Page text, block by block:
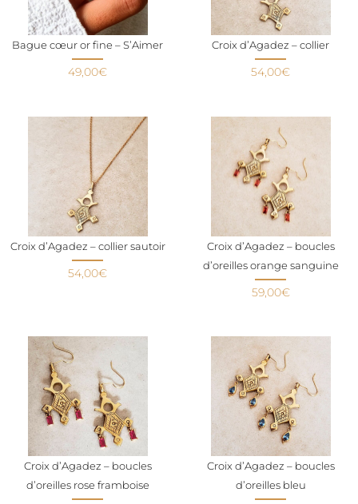
Bague cœur or fine – S’Aimer
49,00€
Croix d’Agadez – collier
54,00€
Croix d’Agadez – collier sautoir
54,00€
Croix d’Agadez – boucles
d’oreilles orange sanguine
59,00€
Croix d’Agadez – boucles
d’oreilles rose framboise
Croix d’Agadez – boucles
d’oreilles bleu